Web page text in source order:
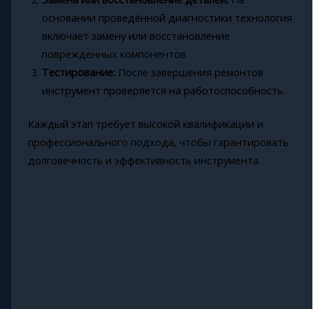
основании проведённой диагностики технология
включает замену или восстановление
поврежденных компонентов.
Тестирование:После завершения ремонтов
инструмент проверяется на работоспособность.
Каждый этап требует высокой квалификации и
профессионального подхода, чтобы гарантировать
долговечность и эффективность инструмента.